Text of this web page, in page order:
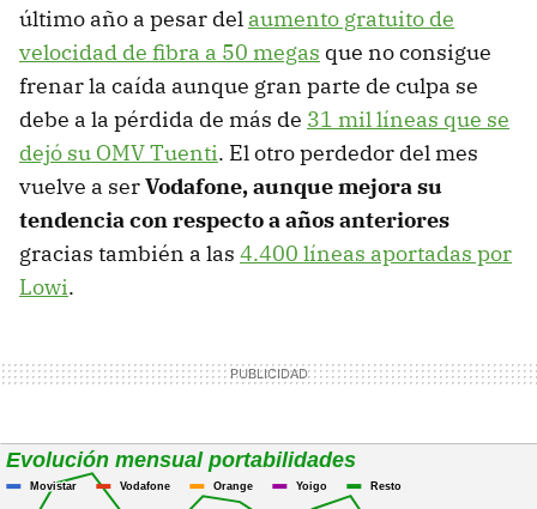
último año a pesar del aumento gratuito de
velocidad de fibra a 50 megas que no consigue
frenar la caída aunque gran parte de culpa se
debe a la pérdida de más de 31 mil líneas que se
dejó su OMV Tuenti. El otro perdedor del mes
vuelve a serVodafone, aunque mejora su
tendencia con respecto a años anteriores
gracias también a las 4.400 líneas aportadas por
Lowi.